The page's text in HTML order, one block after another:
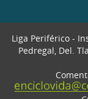
Liga Periférico -
Pedregal, Del.